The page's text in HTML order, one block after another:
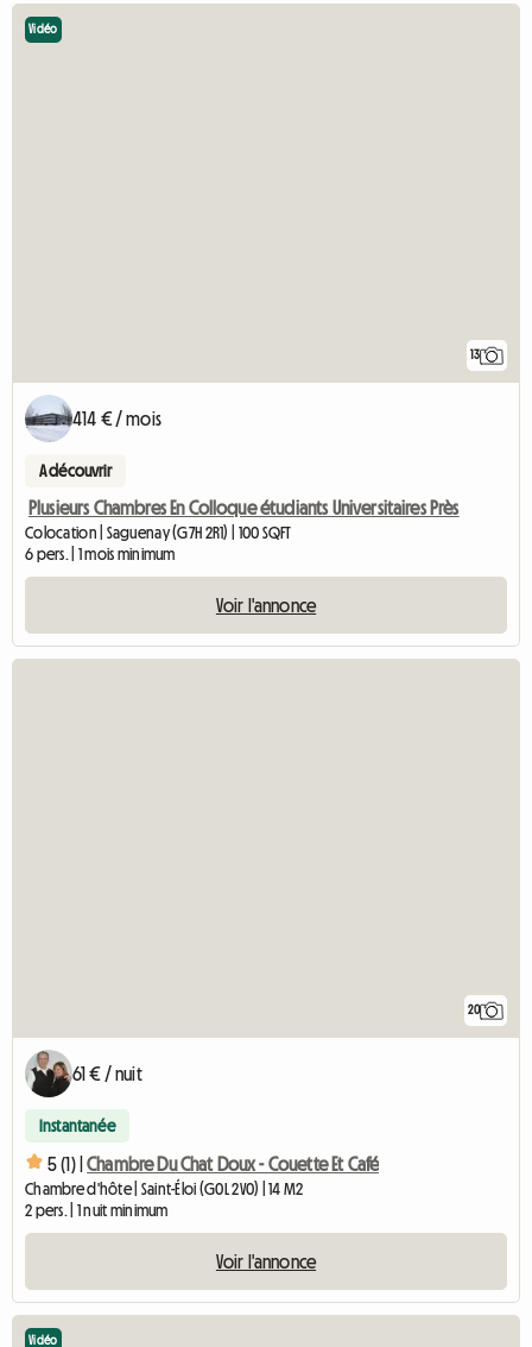
13
Vidéo
414 € / mois
A découvrir
Plusieurs Chambres En Colloque étudiants Universitaires Près
Colocation | Saguenay (G7H 2R1) | 100 SQFT
6 pers. | 1 mois minimum
Voir l'annonce
20
61 € / nuit
Instantanée
5 (1) | Chambre Du Chat Doux - Couette Et Café
Chambre d'hôte | Saint-Éloi (G0L 2V0) | 14 M2
2 pers. | 1 nuit minimum
Voir l'annonce
Vidéo